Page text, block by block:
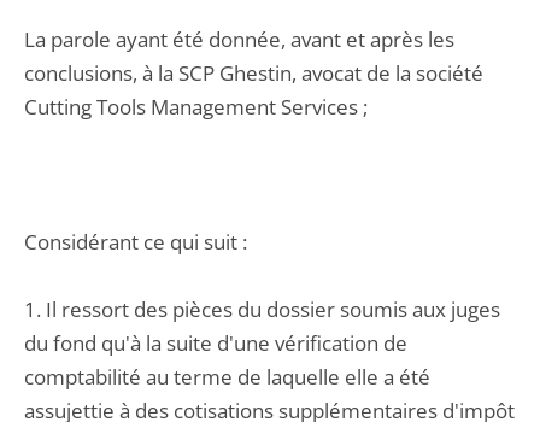
La parole ayant été donnée, avant et après les
conclusions, à la SCP Ghestin, avocat de la société
Cutting Tools Management Services ;
Considérant ce qui suit :
1. Il ressort des pièces du dossier soumis aux juges
du fond qu'à la suite d'une vérification de
comptabilité au terme de laquelle elle a été
assujettie à des cotisations supplémentaires d'impôt